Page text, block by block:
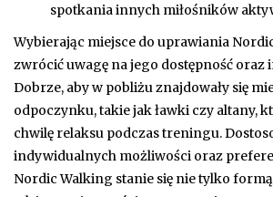
spotkania innych miłośników
Wybierając miejsce do uprawiania
zwrócić uwagę na jego dostępność
Dobrze, aby w pobliżu znajdowały się
odpoczynku, takie jak ławki czy altany,
chwilę relaksu podczas treningu.
indywidualnych możliwości oraz
Nordic Walking stanie się nie tylko